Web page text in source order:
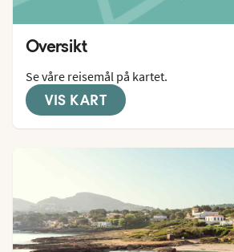
Oversikt
Se våre reisemål på kartet.
VIS KART